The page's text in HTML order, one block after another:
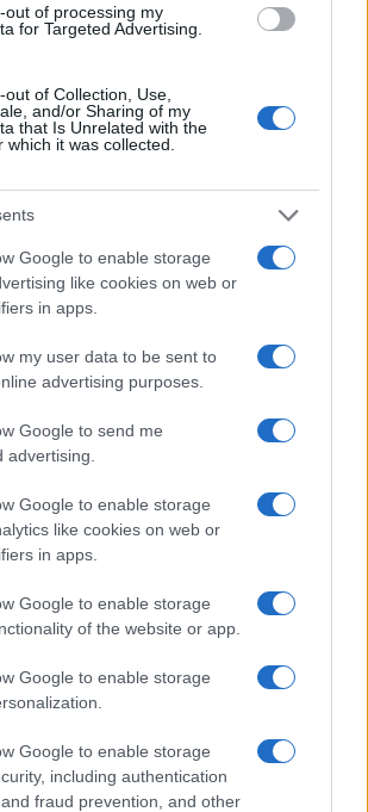
out of processing my
for Targeted Advertising.
of Collection, Use,
and/or Sharing of my
that Is Unrelated with the
which it was collected.
Google to enable storage
like cookies on web or
in apps.
my user data to be sent to
advertising purposes.
Google to send me
advertising.
Google to enable storage
like cookies on web or
in apps.
Google to enable storage
of the website or app.
Google to enable storage
Google to enable storage
including authentication
fraud prevention, and other
recuperação judicial e mais: o que
diminui 35% em relação a 2026